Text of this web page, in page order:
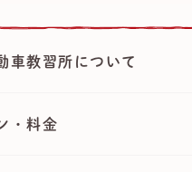
車教習所について
・料金